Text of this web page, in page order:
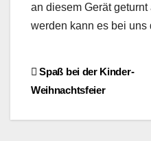
an diesem Gerät
werden kann es bei uns
Spaß bei der Kinder-
Weihnachtsfeier